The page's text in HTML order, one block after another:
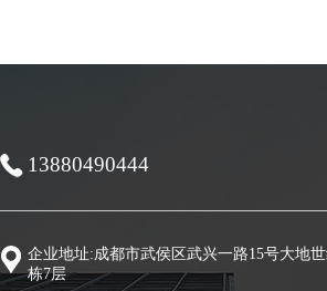
13880490444
企业地址:成都市武侯区武兴一路15号大地世
栋7层